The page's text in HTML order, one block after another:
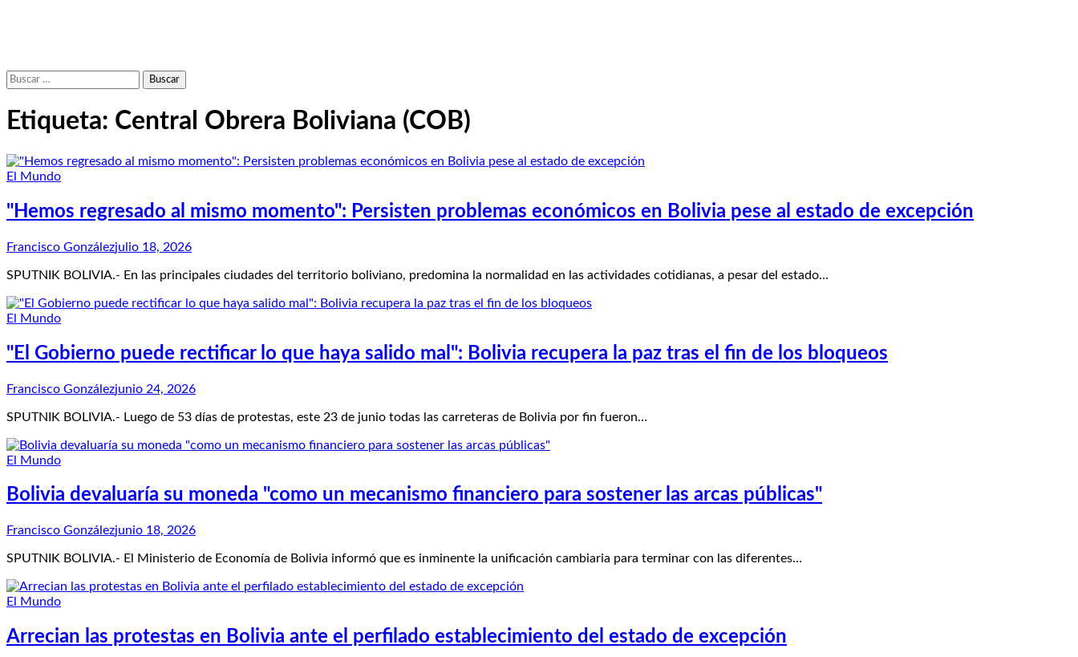
Buscar:
Etiqueta: Central Obrera Boliviana (COB)
El Mundo
"Hemos regresado al mismo momento": Persisten problemas económicos en Bolivia pese al estado de excepción
Francisco Gonzálezjulio 18, 2026
SPUTNIK BOLIVIA.- En las principales ciudades del territorio boliviano, predomina la normalidad en las actividades cotidianas, a pesar del estado…
El Mundo
"El Gobierno puede rectificar lo que haya salido mal": Bolivia recupera la paz tras el fin de los bloqueos
Francisco Gonzálezjunio 24, 2026
SPUTNIK BOLIVIA.- Luego de 53 días de protestas, este 23 de junio todas las carreteras de Bolivia por fin fueron…
El Mundo
Bolivia devaluaría su moneda "como un mecanismo financiero para sostener las arcas públicas"
Francisco Gonzálezjunio 18, 2026
SPUTNIK BOLIVIA.- El Ministerio de Economía de Bolivia informó que es inminente la unificación cambiaria para terminar con las diferentes…
El Mundo
Arrecian las protestas en Bolivia ante el perfilado establecimiento del estado de excepción